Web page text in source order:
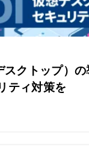
スクトップ）
ティ対策を